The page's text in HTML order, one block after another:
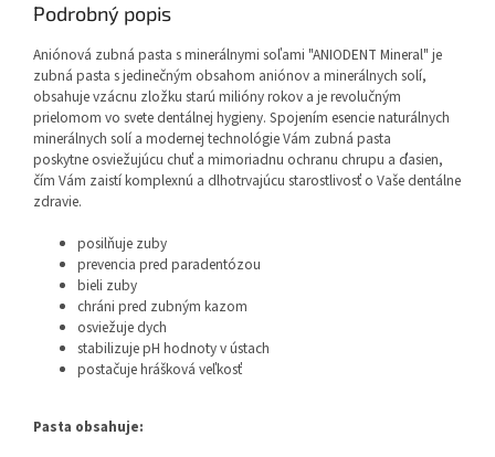
Podrobný popis
Aniónová zubná pasta s minerálnymi soľami "ANIODENT Mineral" je
zubná pasta s jedinečným obsahom aniónov a minerálnych solí,
obsahuje vzácnu zložku starú milióny rokov a je revolučným
prielomom vo svete dentálnej hygieny. Spojením esencie naturálnych
minerálnych solí a modernej technológie Vám zubná pasta
poskytne osviežujúcu chuť a mimoriadnu ochranu chrupu a ďasien,
čím Vám zaistí komplexnú a dlhotrvajúcu starostlivosť o Vaše dentálne
zdravie.
posilňuje zuby
prevencia pred paradentózou
bieli zuby
chráni pred zubným kazom
osviežuje dych
stabilizuje pH hodnoty v ústach
postačuje hrášková veľkosť
Pasta obsahuje: